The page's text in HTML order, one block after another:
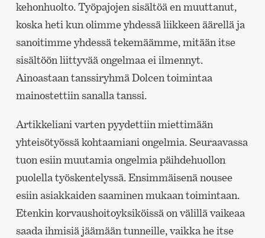
kehonhuolto. Työpajojen sisältöä en muuttanut,
koska heti kun olimme yhdessä liikkeen äärellä ja
sanoitimme yhdessä tekemäämme, mitään itse
sisältöön liittyvää ongelmaa ei ilmennyt.
Ainoastaan tanssiryhmä Dolcen toimintaa
mainostettiin sanalla tanssi.
Artikkeliani varten pyydettiin miettimään
yhteisötyössä kohtaamiani ongelmia. Seuraavassa
tuon esiin muutamia ongelmia päihdehuollon
puolella työskentelyssä. Ensimmäisenä nousee
esiin asiakkaiden saaminen mukaan toimintaan.
Etenkin korvaushoitoyksiköissä on välillä vaikeaa
saada ihmisiä jäämään tunneille, vaikka he itse